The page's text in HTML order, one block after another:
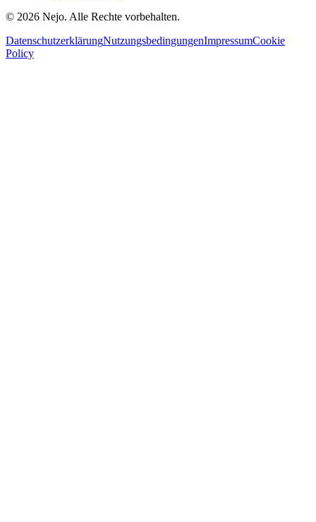
© 2026 Nejo. Alle Rechte vorbehalten.
DatenschutzerklärungNutzungsbedingungenImpressumCookie
Policy